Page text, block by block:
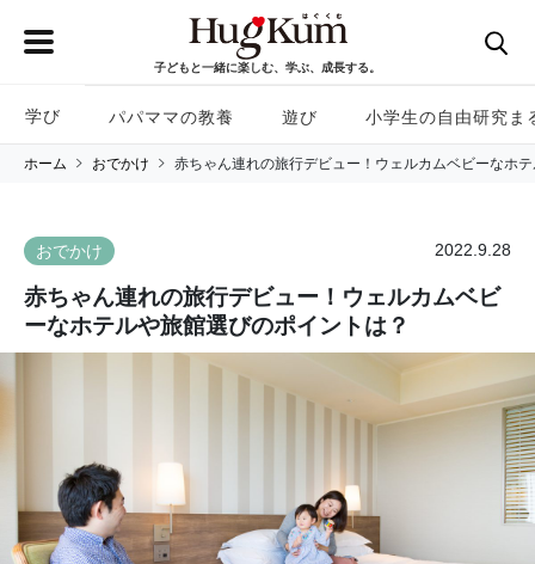
子どもと一緒に楽しむ、学ぶ、成長する。
学び パパママの教養 遊び 小学生の自由研究ま
ホーム おでかけ 赤ちゃん連れの旅行デビュー！ウェルカムベビーなホ
おでかけ 2022.9.28
赤ちゃん連れの旅行デビュー！ウェルカムベビ
ーなホテルや旅館選びのポイントは？